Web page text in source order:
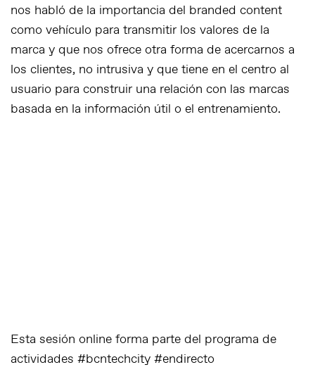
nos habló de la importancia del branded content
como vehículo para transmitir los valores de la
marca y que nos ofrece otra forma de acercarnos a
los clientes, no intrusiva y que tiene en el centro al
usuario para construir una relación con las marcas
basada en la información útil o el entrenamiento.
Esta sesión online forma parte del programa de
actividades #bcntechcity #endirecto